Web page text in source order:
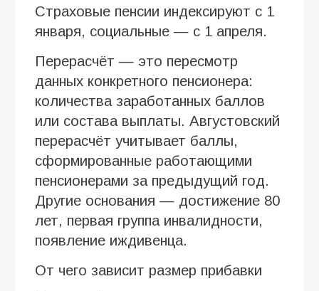
Страховые пенсии индексируют с 1
января, социальные — с 1 апреля.
Перерасчёт — это пересмотр
данных конкретного пенсионера:
количества заработанных баллов
или состава выплаты. Августовский
перерасчёт учитывает баллы,
сформированные работающими
пенсионерами за предыдущий год.
Другие основания — достижение 80
лет, первая группа инвалидности,
появление иждивенца.
От чего зависит размер прибавки